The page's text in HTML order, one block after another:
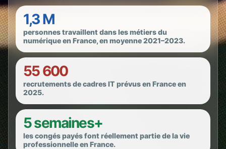
1,3 M
personnes travaillent dans les métiers du
numérique en France, en moyenne 2021–2023.
55 600
recrutements de cadres IT prévus en France en
2025.
5 semaines+
les congés payés font réellement partie de la vie
professionnelle en France.